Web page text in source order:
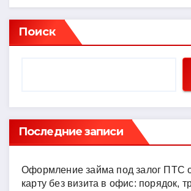
n
o
kl
ni
ki
at
s
A
er
e
a
р
в
ть
Поиск
Последние записи
Оформление займа под залог ПТС
карту без визита в офис: порядок,